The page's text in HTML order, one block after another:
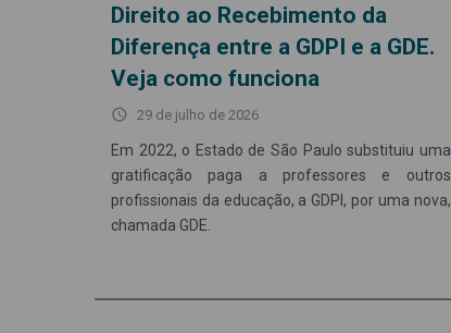
Direito ao Recebimento da
Diferença entre a GDPI e a GDE.
Veja como funciona
access_time 29 de julho de 2026
Em 2022, o Estado de São Paulo substituiu uma
gratificação paga a professores e outros
profissionais da educação, a GDPI, por uma nova,
chamada GDE.